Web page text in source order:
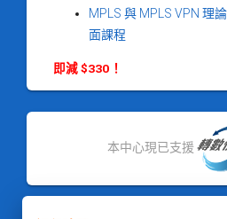
MPLS 與 MPLS VPN 理
面課程
即減 $330！
本中心現已支援